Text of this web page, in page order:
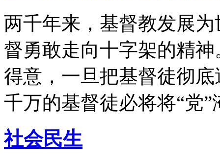
两千年来，基督教发展
督勇敢走向十字架的精
得意，一旦把基督徒彻
千万的基督徒必将将“党”
社会民生